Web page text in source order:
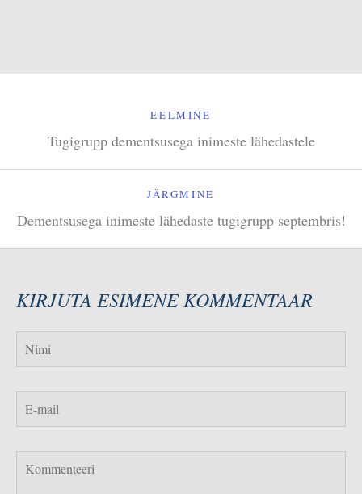
EELMINE
Tugigrupp dementsusega inimeste lähedastele
JÄRGMINE
Dementsusega inimeste lähedaste tugigrupp septembris!
KIRJUTA ESIMENE KOMMENTAAR